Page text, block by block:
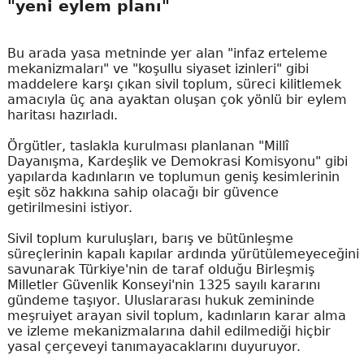
"yeni eylem planı"
Bu arada yasa metninde yer alan "infaz erteleme
mekanizmaları" ve "koşullu siyaset izinleri" gibi
maddelere karşı çıkan sivil toplum, süreci kilitlemek
amacıyla üç ana ayaktan oluşan çok yönlü bir eylem
haritası hazırladı.
Örgütler, taslakla kurulması planlanan "Millî
Dayanışma, Kardeşlik ve Demokrasi Komisyonu" gibi
yapılarda kadınların ve toplumun geniş kesimlerinin
eşit söz hakkına sahip olacağı bir güvence
getirilmesini istiyor.
Sivil toplum kuruluşları, barış ve bütünleşme
süreçlerinin kapalı kapılar ardında yürütülemeyeceğini
savunarak Türkiye'nin de taraf olduğu Birleşmiş
Milletler Güvenlik Konseyi'nin 1325 sayılı kararını
gündeme taşıyor. Uluslararası hukuk zemininde
meşruiyet arayan sivil toplum, kadınların karar alma
ve izleme mekanizmalarına dahil edilmediği hiçbir
yasal çerçeveyi tanımayacaklarını duyuruyor.